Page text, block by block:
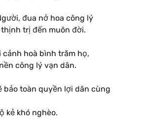
đua nở hoa công lý
trị đến muôn đời.
cảnh hoà bình trăm họ,
công lý vạn dân.
bảo toàn quyền lợi dân cùng
kẻ khó nghèo.